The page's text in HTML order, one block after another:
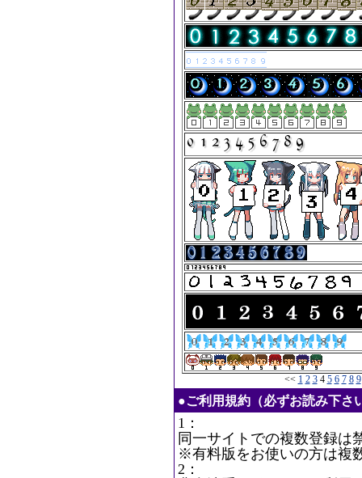
<< 1 2 34 5 6 7 8 9
●ご利用規約（必ずお読み下さ
1：
同一サイトでの複数登録は
※有料版をお使いの方は複
2：